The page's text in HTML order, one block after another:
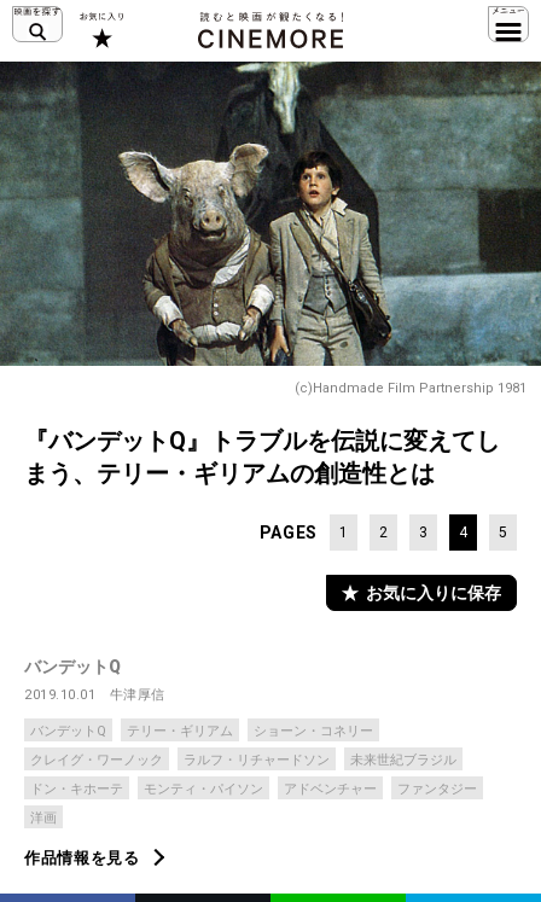
(c)Handmade Film Partnership 1981
『バンデットQ』トラブルを伝説に変えてし
まう、テリー・ギリアムの創造性とは
PAGES 1 2 3 4 5
お気に入りに保存
バンデットQ
2019.10.01 牛津厚信
バンデットQ テリー・ギリアム
ショーン・コネリー
クレイグ・ワーノック
ラルフ・リチャードソン
未来世紀ブラジル
ドン・キホーテ
モンティ・パイソン アドベンチャー
ファンタジー
洋画
作品情報を見る